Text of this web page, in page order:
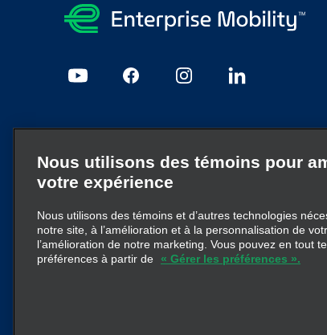
Plan du siteJobsPrivacy@em.com
Enterprise Mobility est un important fournisseur
d’entreprise particulières ou à la marque
pas à transmettre ni à remplacer la structure
Nous utilisons des témoins pour
votre expérience
Nous utilisons des témoins et d’autres technologies
notre site, à l’amélioration et à la personnalisation de
l’amélioration de notre marketing. Vous pouvez en tout
préférences à partir de « Gérer les préférences ».